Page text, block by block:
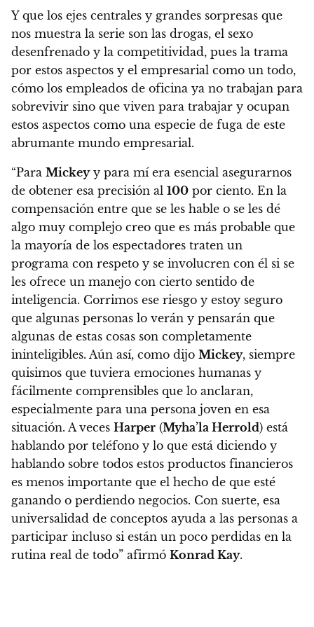
Y que los ejes centrales y grandes sorpresas que
nos muestra la serie son las drogas, el sexo
desenfrenado y la competitividad, pues la trama
por estos aspectos y el empresarial como un todo,
cómo los empleados de oficina ya no trabajan para
sobrevivir sino que viven para trabajar y ocupan
estos aspectos como una especie de fuga de este
abrumante mundo empresarial.
“Para Mickeyy para mí era esencial asegurarnos
de obtener esa precisión al 100 por ciento. En la
compensación entre que se les hable o se les dé
algo muy complejo creo que es más probable que
la mayoría de los espectadores traten un
programa con respeto y se involucren con él si se
les ofrece un manejo con cierto sentido de
inteligencia. Corrimos ese riesgo y estoy seguro
que algunas personas lo verán y pensarán que
algunas de estas cosas son completamente
ininteligibles. Aún así, como dijo Mickey, siempre
quisimos que tuviera emociones humanas y
fácilmente comprensibles que lo anclaran,
especialmente para una persona joven en esa
situación. A veces Harper (Myha’la Herrold) está
hablando por teléfono y lo que está diciendo y
hablando sobre todos estos productos financieros
es menos importante que el hecho de que esté
ganando o perdiendo negocios. Con suerte, esa
universalidad de conceptos ayuda a las personas a
participar incluso si están un poco perdidas en la
rutina real de todo” afirmó Konrad Kay.